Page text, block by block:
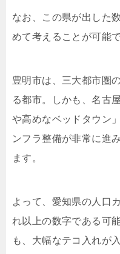
なお、この県が出した
めて考えることが可能で
豊明市は、三大都市圏
る都市。しかも、名古
や高めなベッドタウン
ンフラ整備が非常に進
ます。
よって、愛知県の人口
れ以上の数字である可
も、大幅なテコ入れが